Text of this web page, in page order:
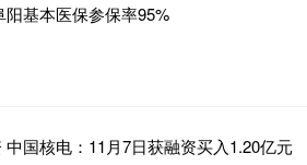
阳基本医保参保率95%
中国核电：11月7日获融资买入1.20亿元